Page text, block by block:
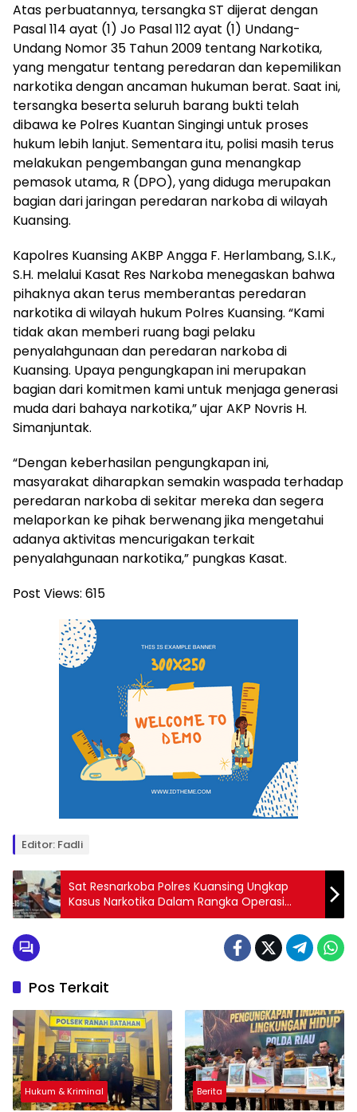
Atas perbuatannya, tersangka ST dijerat dengan
Pasal 114 ayat (1) Jo Pasal 112 ayat (1) Undang-
Undang Nomor 35 Tahun 2009 tentang Narkotika,
yang mengatur tentang peredaran dan kepemilikan
narkotika dengan ancaman hukuman berat. Saat ini,
tersangka beserta seluruh barang bukti telah
dibawa ke Polres Kuantan Singingi untuk proses
hukum lebih lanjut. Sementara itu, polisi masih terus
melakukan pengembangan guna menangkap
pemasok utama, R (DPO), yang diduga merupakan
bagian dari jaringan peredaran narkoba di wilayah
Kuansing.
Kapolres Kuansing AKBP Angga F. Herlambang, S.I.K.,
S.H. melalui Kasat Res Narkoba menegaskan bahwa
pihaknya akan terus memberantas peredaran
narkotika di wilayah hukum Polres Kuansing. “Kami
tidak akan memberi ruang bagi pelaku
penyalahgunaan dan peredaran narkoba di
Kuansing. Upaya pengungkapan ini merupakan
bagian dari komitmen kami untuk menjaga generasi
muda dari bahaya narkotika,” ujar AKP Novris H.
Simanjuntak.
“Dengan keberhasilan pengungkapan ini,
masyarakat diharapkan semakin waspada terhadap
peredaran narkoba di sekitar mereka dan segera
melaporkan ke pihak berwenang jika mengetahui
adanya aktivitas mencurigakan terkait
penyalahgunaan narkotika,” pungkas Kasat.
Post Views: 615
Editor: Fadli
Sat Resnarkoba Polres Kuansing Ungkap
Kasus Narkotika Dalam Rangka Operasi
Tertib Ramadhan 2025
Pos Terkait
Hukum & Kriminal Berita